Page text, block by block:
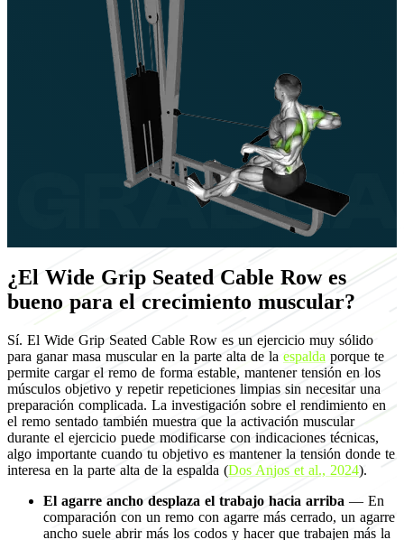
¿El Wide Grip Seated Cable Row es
bueno para el crecimiento muscular?
Sí. El Wide Grip Seated Cable Row es un ejercicio muy sólido
para ganar masa muscular en la parte alta de la espalda porque te
permite cargar el remo de forma estable, mantener tensión en los
músculos objetivo y repetir repeticiones limpias sin necesitar una
preparación complicada. La investigación sobre el rendimiento en
el remo sentado también muestra que la activación muscular
durante el ejercicio puede modificarse con indicaciones técnicas,
algo importante cuando tu objetivo es mantener la tensión donde te
interesa en la parte alta de la espalda (Dos Anjos et al., 2024).
El agarre ancho desplaza el trabajo hacia arriba — En
comparación con un remo con agarre más cerrado, un agarre
ancho suele abrir más los codos y hacer que trabajen más la